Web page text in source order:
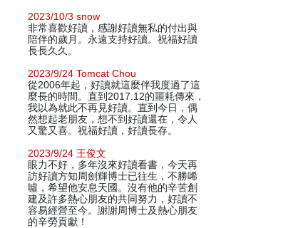
2023/10/3 snow
非常喜歡好讀，感謝好讀無私的付出與
陪伴的歲月。永遠支持好讀。祝福好讀
長長久久。
2023/9/24 Tomcat Chou
從2006年起，好讀就這麼伴我度過了這
麼長的時間。直到2017.12的噩耗傳來，
我以為就此不再見好讀。直到今日，偶
然想起老朋友，想不到好讀還在，令人
又驚又喜。祝福好讀，好讀長存。
2023/9/24 王俊文
眼力不好，多年沒來好讀看書，今天再
訪好讀方知周劍輝博士已往生，不勝唏
噓，希望他安息天國。沒有他的辛苦創
建及許多熱心朋友的共同努力，好讀不
容易經營至今。謝謝周博士及熱心朋友
的辛勞貢獻！